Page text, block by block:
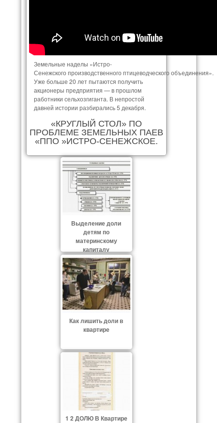
Земельные наделы «Истро-
Сенежского производственного птицеводческого объединения».
Уже больше 20 лет пытаются получить
акционеры предприятия — в прошлом
работники сельхозгиганта. В непростой
давней истории разбирались 5 декабря.
«КРУГЛЫЙ СТОЛ» ПО
ПРОБЛЕМЕ ЗЕМЕЛЬНЫХ ПАЕВ
«ППО »ИСТРО-СЕНЕЖСКОЕ.
Выделение доли
детям по
материнскому
капиталу
Как лишить доли в
квартире
1 2 ДОЛЮ В Квартире